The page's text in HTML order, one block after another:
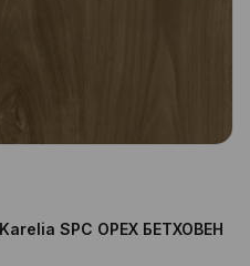
SPC ОРЕХ БЕТХОВЕН